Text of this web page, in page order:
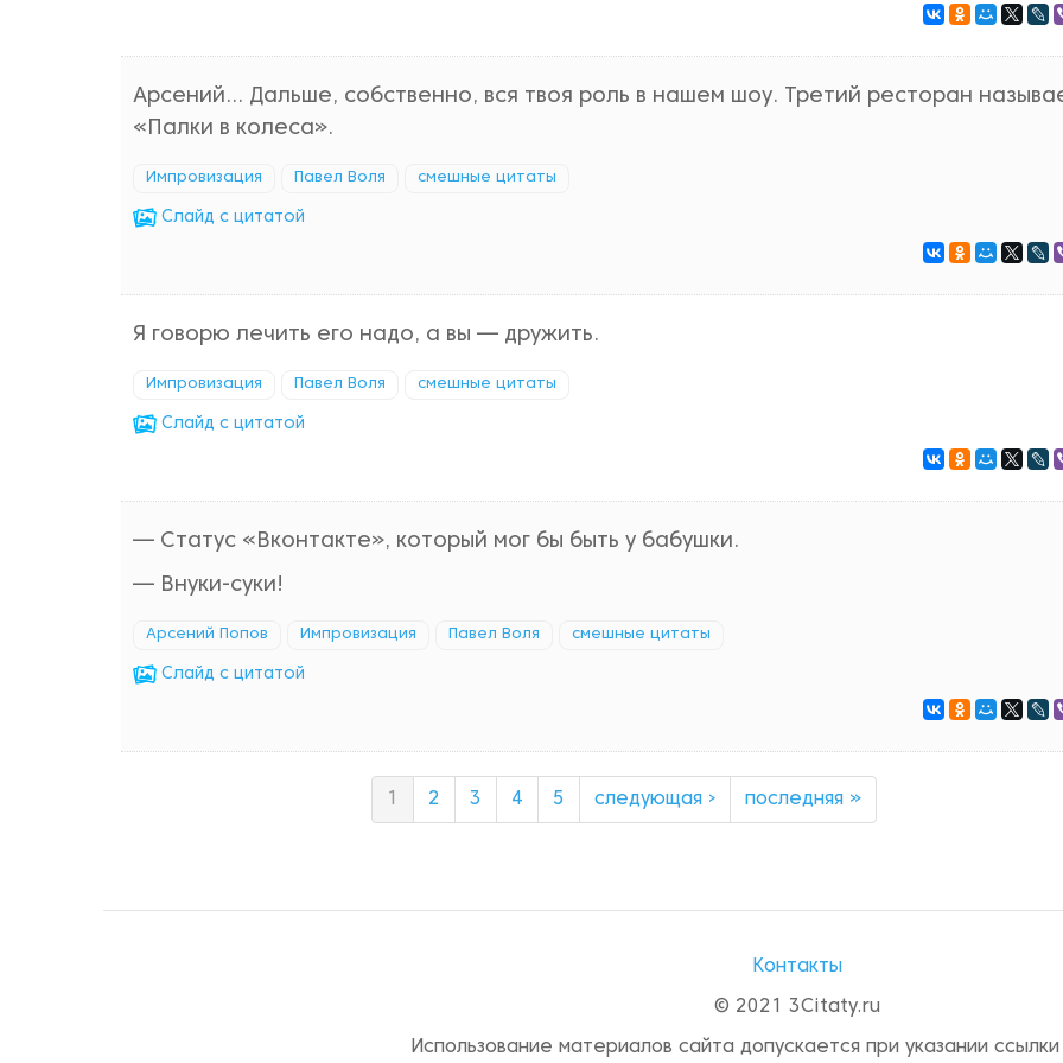
Арсений... Дальше, собственно, вся твоя роль в нашем шоу. Третий ресторан
«Палки в колеса».
Импровизация Павел Воля смешные цитаты
Cлайд с цитатой
Я говорю лечить его надо, а вы — дружить.
Импровизация Павел Воля смешные цитаты
Cлайд с цитатой
— Статус «Вконтакте», который мог бы быть у бабушки.
— Внуки-суки!
Арсений Попов Импровизация Павел Воля смешные цитаты
Cлайд с цитатой
2 3 4 5 следующая › последняя »
Контакты
© 2021 3Citaty.ru
Использование материалов сайта допускается при указании